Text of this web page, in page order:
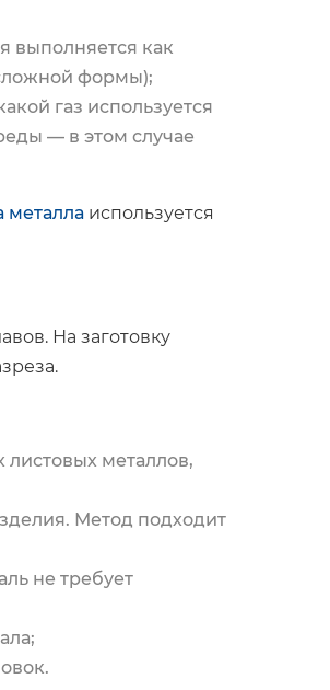
выполняется как
формы);
газ используется
— в этом случае
металла используется
На заготовку
листовых металлов,
Метод подходит
не требует